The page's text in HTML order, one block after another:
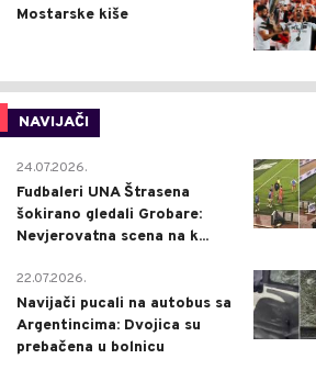
Mostarske kiše
NAVIJAČI
24.07.2026.
Fudbaleri UNA Štrasena
šokirano gledali Grobare:
Nevjerovatna scena na k...
22.07.2026.
Navijači pucali na autobus sa
Argentincima: Dvojica su
prebačena u bolnicu